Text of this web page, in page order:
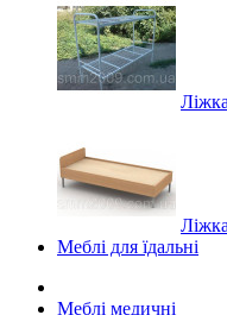
Меблі для їдальні
Меблі медичні